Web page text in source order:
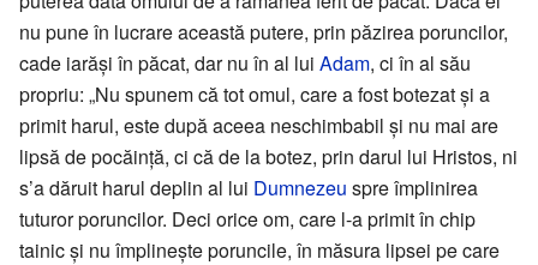
nu pune în lucrare această putere, prin păzirea poruncilor,
cade iarăși în păcat, dar nu în al lui Adam, ci în al său
propriu: „Nu spunem că tot omul, care a fost botezat și a
primit harul, este după aceea neschimbabil și nu mai are
lipsă de pocăință, ci că de la botez, prin darul lui Hristos, ni
s’a dăruit harul deplin al lui Dumnezeu spre împlinirea
tuturor poruncilor. Deci orice om, care l-a primit în chip
tainic și nu împlinește poruncile, în măsura lipsei pe care